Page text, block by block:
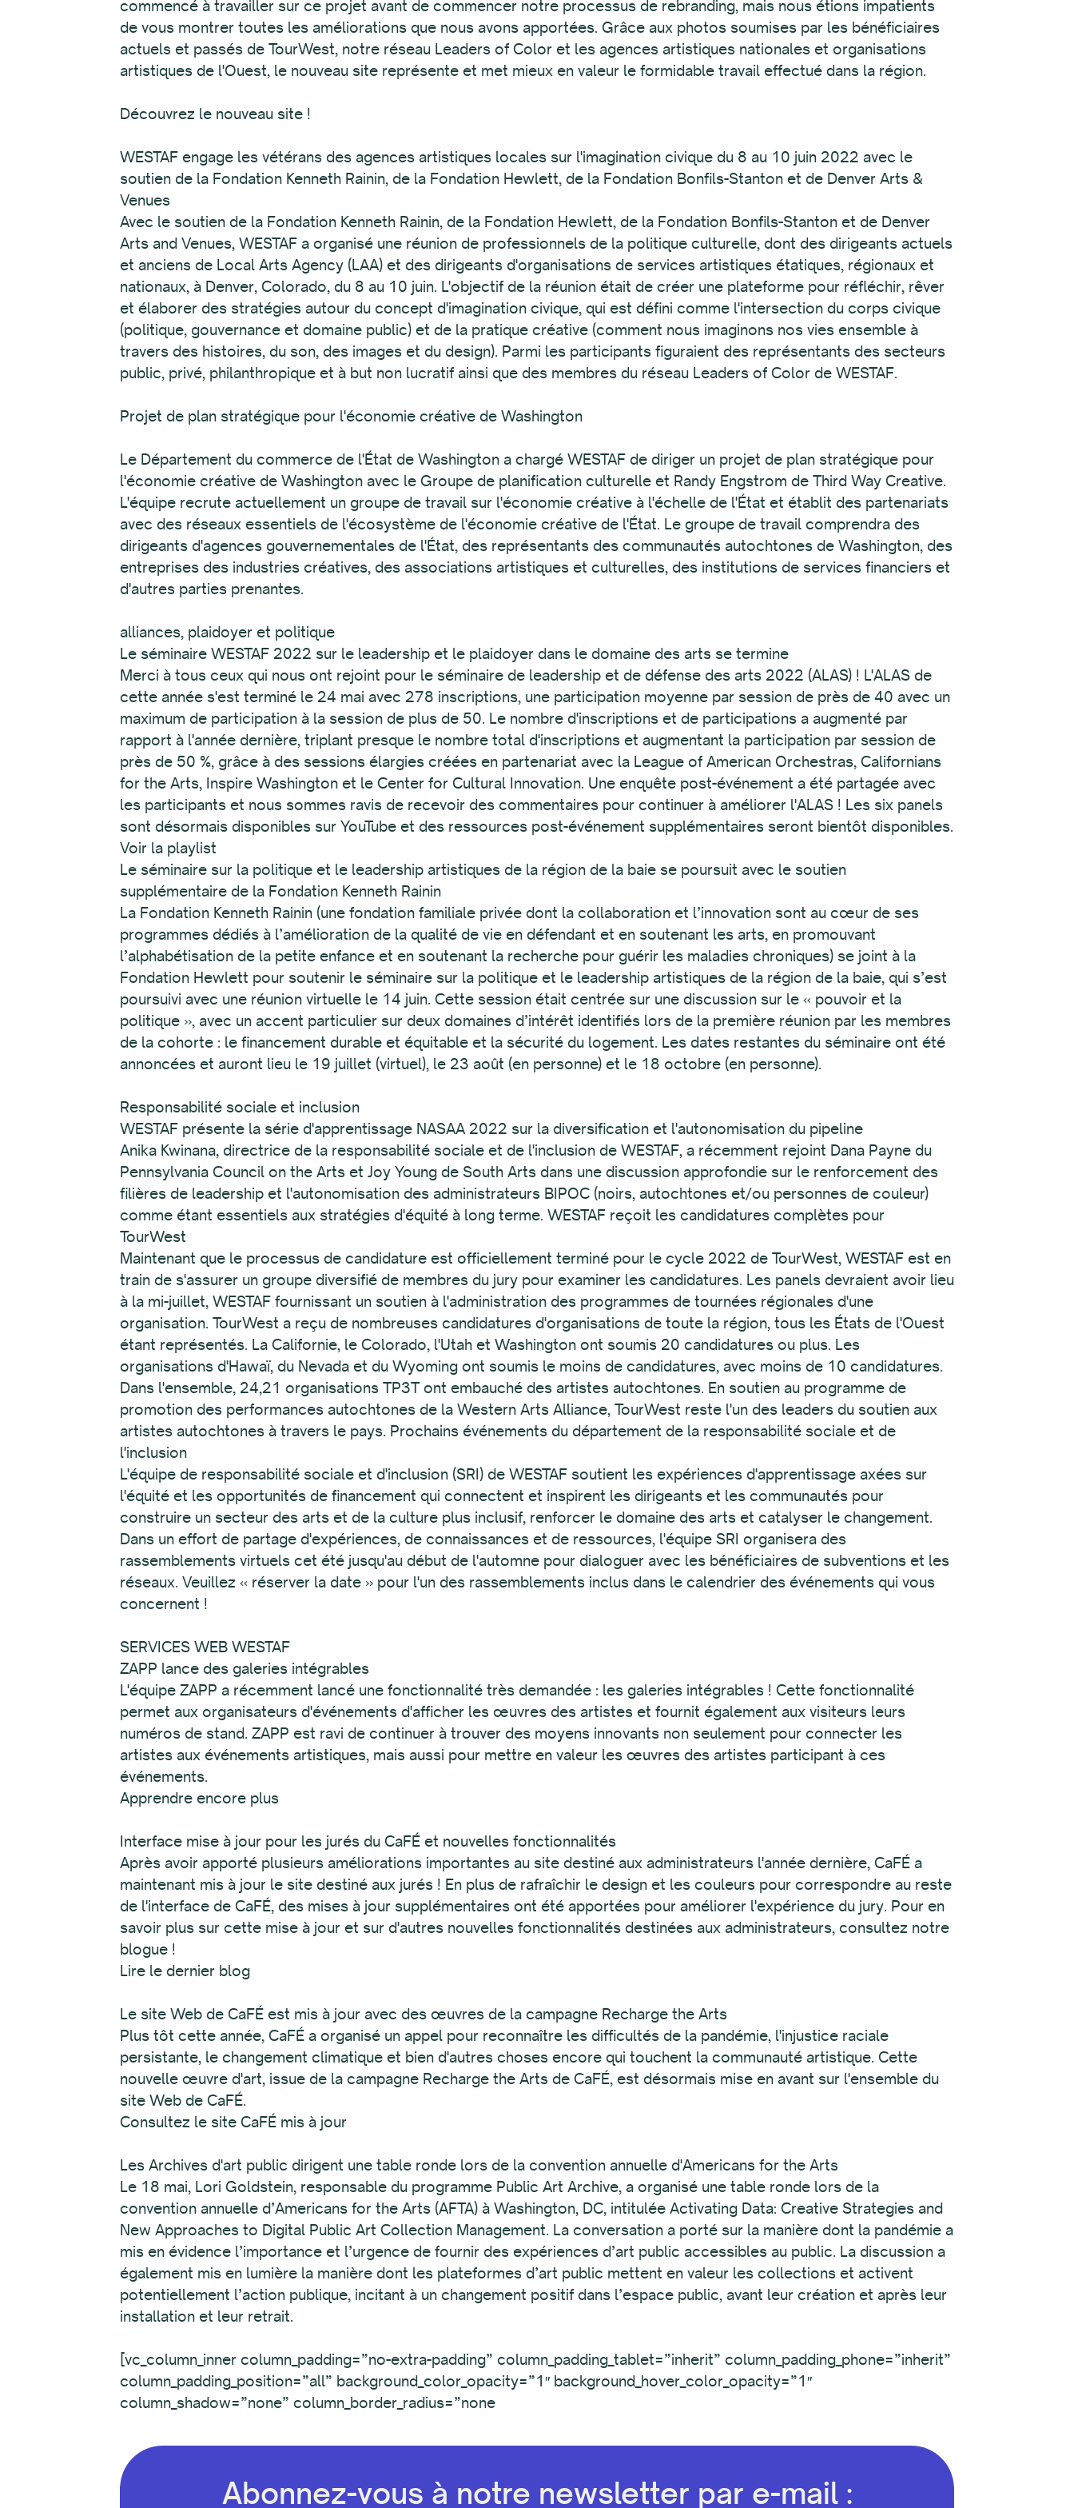
commencé à travailler sur ce projet avant de commencer notre processus de rebranding, mais nous étions impatients
de vous montrer toutes les améliorations que nous avons apportées. Grâce aux photos soumises par les bénéficiaires
actuels et passés de TourWest, notre réseau Leaders of Color et les agences artistiques nationales et organisations
artistiques de l'Ouest, le nouveau site représente et met mieux en valeur le formidable travail effectué dans la région.
Découvrez le nouveau site !
WESTAF engage les vétérans des agences artistiques locales sur l'imagination civique du 8 au 10 juin 2022 avec le
soutien de la Fondation Kenneth Rainin, de la Fondation Hewlett, de la Fondation Bonfils-Stanton et de Denver Arts &
Venues
Avec le soutien de la Fondation Kenneth Rainin, de la Fondation Hewlett, de la Fondation Bonfils-Stanton et de Denver
Arts and Venues, WESTAF a organisé une réunion de professionnels de la politique culturelle, dont des dirigeants actuels
et anciens de Local Arts Agency (LAA) et des dirigeants d'organisations de services artistiques étatiques, régionaux et
nationaux, à Denver, Colorado, du 8 au 10 juin. L'objectif de la réunion était de créer une plateforme pour réfléchir, rêver
et élaborer des stratégies autour du concept d'imagination civique, qui est défini comme l'intersection du corps civique
(politique, gouvernance et domaine public) et de la pratique créative (comment nous imaginons nos vies ensemble à
travers des histoires, du son, des images et du design). Parmi les participants figuraient des représentants des secteurs
public, privé, philanthropique et à but non lucratif ainsi que des membres du réseau Leaders of Color de WESTAF.
Projet de plan stratégique pour l'économie créative de Washington
Le Département du commerce de l'État de Washington a chargé WESTAF de diriger un projet de plan stratégique pour
l'économie créative de Washington avec le Groupe de planification culturelle et Randy Engstrom de Third Way Creative.
L'équipe recrute actuellement un groupe de travail sur l'économie créative à l'échelle de l'État et établit des partenariats
avec des réseaux essentiels de l'écosystème de l'économie créative de l'État. Le groupe de travail comprendra des
dirigeants d'agences gouvernementales de l'État, des représentants des communautés autochtones de Washington, des
entreprises des industries créatives, des associations artistiques et culturelles, des institutions de services financiers et
d'autres parties prenantes.
alliances, plaidoyer et politique
Le séminaire WESTAF 2022 sur le leadership et le plaidoyer dans le domaine des arts se termine
Merci à tous ceux qui nous ont rejoint pour le séminaire de leadership et de défense des arts 2022 (ALAS) ! L'ALAS de
cette année s'est terminé le 24 mai avec 278 inscriptions, une participation moyenne par session de près de 40 avec un
maximum de participation à la session de plus de 50. Le nombre d'inscriptions et de participations a augmenté par
rapport à l'année dernière, triplant presque le nombre total d'inscriptions et augmentant la participation par session de
près de 50 %, grâce à des sessions élargies créées en partenariat avec la League of American Orchestras, Californians
for the Arts, Inspire Washington et le Center for Cultural Innovation. Une enquête post-événement a été partagée avec
les participants et nous sommes ravis de recevoir des commentaires pour continuer à améliorer l'ALAS ! Les six panels
sont désormais disponibles sur YouTube et des ressources post-événement supplémentaires seront bientôt disponibles.
Voir la playlist
Le séminaire sur la politique et le leadership artistiques de la région de la baie se poursuit avec le soutien
supplémentaire de la Fondation Kenneth Rainin
La Fondation Kenneth Rainin (une fondation familiale privée dont la collaboration et l’innovation sont au cœur de ses
programmes dédiés à l’amélioration de la qualité de vie en défendant et en soutenant les arts, en promouvant
l’alphabétisation de la petite enfance et en soutenant la recherche pour guérir les maladies chroniques) se joint à la
Fondation Hewlett pour soutenir le séminaire sur la politique et le leadership artistiques de la région de la baie, qui s’est
poursuivi avec une réunion virtuelle le 14 juin. Cette session était centrée sur une discussion sur le « pouvoir et la
politique », avec un accent particulier sur deux domaines d’intérêt identifiés lors de la première réunion par les membres
de la cohorte : le financement durable et équitable et la sécurité du logement. Les dates restantes du séminaire ont été
annoncées et auront lieu le 19 juillet (virtuel), le 23 août (en personne) et le 18 octobre (en personne).
Responsabilité sociale et inclusion
WESTAF présente la série d'apprentissage NASAA 2022 sur la diversification et l'autonomisation du pipeline
Anika Kwinana, directrice de la responsabilité sociale et de l'inclusion de WESTAF, a récemment rejoint Dana Payne du
Pennsylvania Council on the Arts et Joy Young de South Arts dans une discussion approfondie sur le renforcement des
filières de leadership et l'autonomisation des administrateurs BIPOC (noirs, autochtones et/ou personnes de couleur)
comme étant essentiels aux stratégies d'équité à long terme. WESTAF reçoit les candidatures complètes pour
TourWest
Maintenant que le processus de candidature est officiellement terminé pour le cycle 2022 de TourWest, WESTAF est en
train de s'assurer un groupe diversifié de membres du jury pour examiner les candidatures. Les panels devraient avoir lieu
à la mi-juillet, WESTAF fournissant un soutien à l'administration des programmes de tournées régionales d'une
organisation. TourWest a reçu de nombreuses candidatures d'organisations de toute la région, tous les États de l'Ouest
étant représentés. La Californie, le Colorado, l'Utah et Washington ont soumis 20 candidatures ou plus. Les
organisations d'Hawaï, du Nevada et du Wyoming ont soumis le moins de candidatures, avec moins de 10 candidatures.
Dans l'ensemble, 24,21 organisations TP3T ont embauché des artistes autochtones. En soutien au programme de
promotion des performances autochtones de la Western Arts Alliance, TourWest reste l'un des leaders du soutien aux
artistes autochtones à travers le pays. Prochains événements du département de la responsabilité sociale et de
l'inclusion
L'équipe de responsabilité sociale et d'inclusion (SRI) de WESTAF soutient les expériences d'apprentissage axées sur
l'équité et les opportunités de financement qui connectent et inspirent les dirigeants et les communautés pour
construire un secteur des arts et de la culture plus inclusif, renforcer le domaine des arts et catalyser le changement.
Dans un effort de partage d'expériences, de connaissances et de ressources, l'équipe SRI organisera des
rassemblements virtuels cet été jusqu'au début de l'automne pour dialoguer avec les bénéficiaires de subventions et les
réseaux. Veuillez « réserver la date » pour l'un des rassemblements inclus dans le calendrier des événements qui vous
concernent !
SERVICES WEB WESTAF
ZAPP lance des galeries intégrables
L'équipe ZAPP a récemment lancé une fonctionnalité très demandée : les galeries intégrables ! Cette fonctionnalité
permet aux organisateurs d'événements d'afficher les œuvres des artistes et fournit également aux visiteurs leurs
numéros de stand. ZAPP est ravi de continuer à trouver des moyens innovants non seulement pour connecter les
artistes aux événements artistiques, mais aussi pour mettre en valeur les œuvres des artistes participant à ces
événements.
Apprendre encore plus
Interface mise à jour pour les jurés du CaFÉ et nouvelles fonctionnalités
Après avoir apporté plusieurs améliorations importantes au site destiné aux administrateurs l'année dernière, CaFÉ a
maintenant mis à jour le site destiné aux jurés ! En plus de rafraîchir le design et les couleurs pour correspondre au reste
de l'interface de CaFÉ, des mises à jour supplémentaires ont été apportées pour améliorer l'expérience du jury. Pour en
savoir plus sur cette mise à jour et sur d'autres nouvelles fonctionnalités destinées aux administrateurs, consultez notre
blogue !
Lire le dernier blog
Le site Web de CaFÉ est mis à jour avec des œuvres de la campagne Recharge the Arts
Plus tôt cette année, CaFÉ a organisé un appel pour reconnaître les difficultés de la pandémie, l'injustice raciale
persistante, le changement climatique et bien d'autres choses encore qui touchent la communauté artistique. Cette
nouvelle œuvre d'art, issue de la campagne Recharge the Arts de CaFÉ, est désormais mise en avant sur l'ensemble du
site Web de CaFÉ.
Consultez le site CaFÉ mis à jour
Les Archives d'art public dirigent une table ronde lors de la convention annuelle d'Americans for the Arts
Le 18 mai, Lori Goldstein, responsable du programme Public Art Archive, a organisé une table ronde lors de la
convention annuelle d’Americans for the Arts (AFTA) à Washington, DC, intitulée Activating Data: Creative Strategies and
New Approaches to Digital Public Art Collection Management. La conversation a porté sur la manière dont la pandémie a
mis en évidence l’importance et l’urgence de fournir des expériences d’art public accessibles au public. La discussion a
également mis en lumière la manière dont les plateformes d’art public mettent en valeur les collections et activent
potentiellement l’action publique, incitant à un changement positif dans l’espace public, avant leur création et après leur
installation et leur retrait.
[vc_column_inner column_padding=”no-extra-padding” column_padding_tablet=”inherit” column_padding_phone=”inherit”
column_padding_position=”all” background_color_opacity=”1″ background_hover_color_opacity=”1″
column_shadow=”none” column_border_radius=”none
Abonnez-vous à notre newsletter par e-mail :